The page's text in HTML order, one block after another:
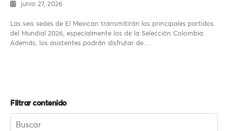
junio 27, 2026
Las seis sedes de El Mexican transmitirán los principales partidos
del Mundial 2026, especialmente los de la Selección Colombia.
Además, los asistentes podrán disfrutar de…
Filtrar contenido